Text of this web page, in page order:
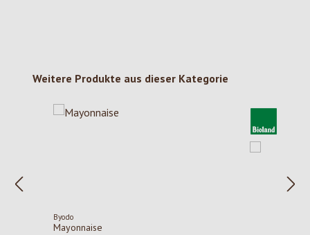
Produktgalerie überspringen
Weitere Produkte aus dieser Kategorie
Byodo
Mayonnaise